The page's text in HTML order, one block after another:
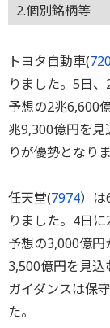
2.個別銘柄等
トヨタ自動車(
りました。5日
予想の2兆6,600
兆9,300億円を
りが優勢となり
任天堂(7974）は
りました。4日
予想の3,000億
3,500億円を見
ガイダンスは保
た。